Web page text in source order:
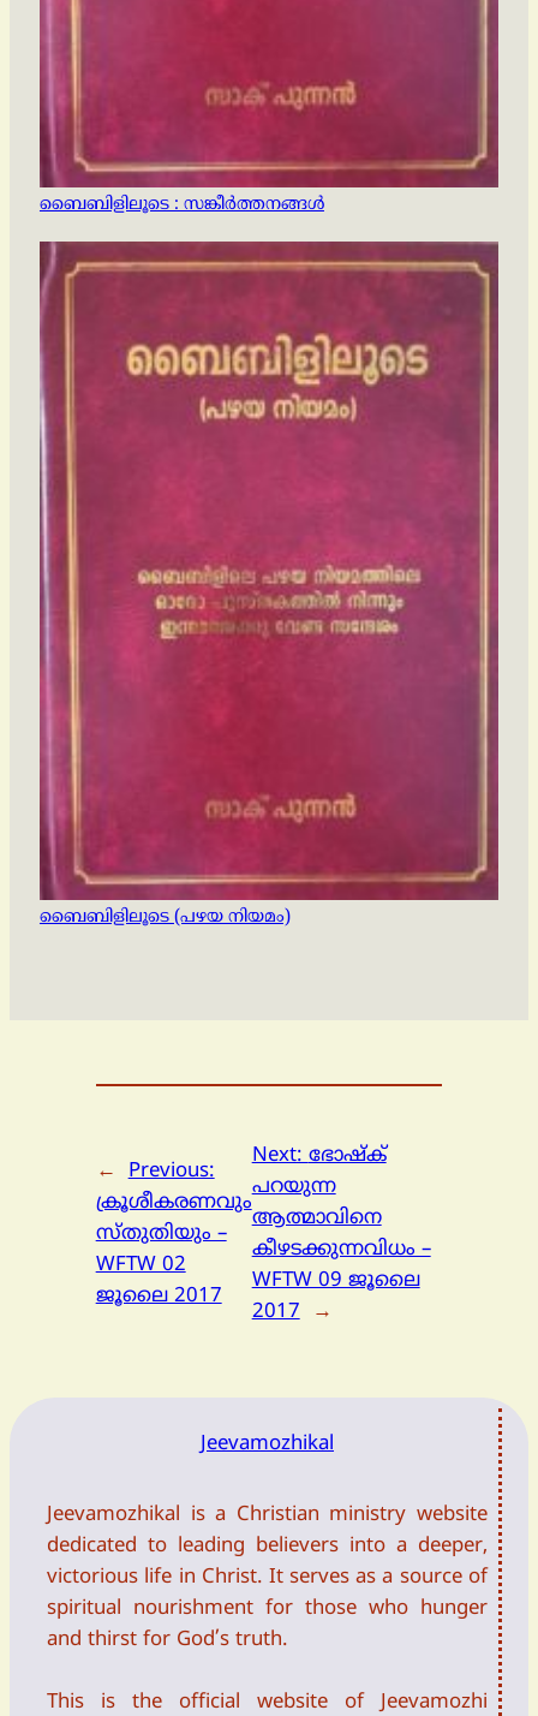
ബൈബിളിലൂടെ : സങ്കീര്‍ത്തനങ്ങള്‍
ബൈബിളിലൂടെ (പഴയ നിയമം)
←
Previous:
ക്രൂശീകരണവും
സ്തുതിയും –
WFTW 02
ജൂലൈ 2017
Next: ഭോഷ്‌ക്
പറയുന്ന
ആത്മാവിനെ
കീഴടക്കുന്നവിധം –
WFTW 09 ജൂലൈ
2017
→
Jeevamozhikal
Jeevamozhikal is a Christian ministry website
dedicated to leading believers into a deeper,
victorious life in Christ. It serves as a source of
spiritual nourishment for those who hunger
and thirst for God’s truth.
This is the official website of Jeevamozhi